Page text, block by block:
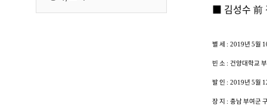
■ 김성수 前
별 세 : 2019년 5월
빈 소 : 건양대학교
발 인 : 2019년 5월
장 지 : 충남 부여군